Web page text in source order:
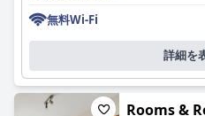
要約すると、ホテル・ラカーは
ション、卓越したダイニングオ
して素晴らしいスタッフサービ
を提供します。これらの肯定的
にとって、信頼できる楽しい選
ホテルの朝食は、豊富で多様な
り、伝統的なコンチネンタル料
しています。同様に、敷地内の
を喜ばせる伝統的なスロベニア
価格の夕食のオプションで高く
無料Wi-Fi
詳細を
Rooms &